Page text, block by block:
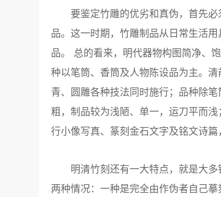
要鉴定竹雕的优劣和真伪，首先必
品。这一时期，竹雕制品从日常生活
品。 总的看来，明代器物构图简净、
种以笔筒、香筒及人物陈设品为主。
青、圆雕各种技法同时施行；品种除
粗，制品较为浅陋、单一，运刀平而
行小像写真、篆刻金石文字及铭文诗篇
明清竹刻还有一大特点，就是大多
两种情况：一种是完全由作伪者自己